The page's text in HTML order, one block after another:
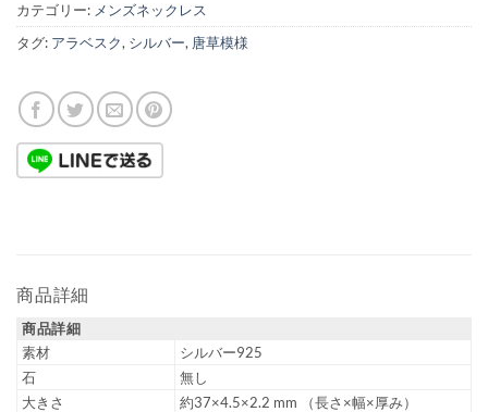
カテゴリー: メンズネックレス
タグ: アラベスク, シルバー, 唐草模様
商品詳細
商品詳細
素材
シルバー925
石
無し
大きさ
約37×4.5×2.2 mm （長さ×幅×厚み）